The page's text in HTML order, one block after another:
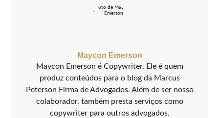
Maycon Emerson
Maycon Emerson é Copywriter. Ele é quem
produz conteúdos para o blog da Marcus
Peterson Firma de Advogados. Além de ser nosso
colaborador, também presta serviços como
copywriter para outros advogados.